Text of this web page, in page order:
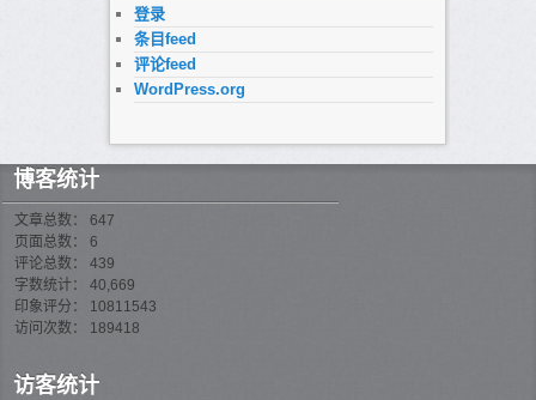
登录
条目feed
评论feed
WordPress.org
博客统计
文章总数： 647
页面总数： 6
评论总数： 439
字数统计： 40,669
印象评分： 10811543
访问次数： 189418
访客统计